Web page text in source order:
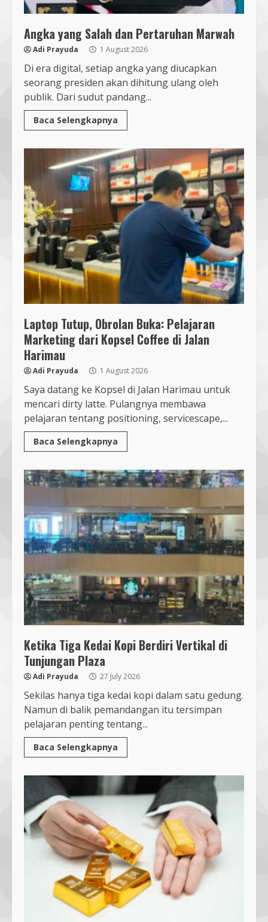
Angka yang Salah dan Pertaruhan Marwah
Adi Prayuda 1 August 2026
Di era digital, setiap angka yang diucapkan
seorang presiden akan dihitung ulang oleh
publik. Dari sudut pandang...
Baca Selengkapnya
Laptop Tutup, Obrolan Buka: Pelajaran
Marketing dari Kopsel Coffee di Jalan
Harimau
Adi Prayuda 1 August 2026
Saya datang ke Kopsel di Jalan Harimau untuk
mencari dirty latte. Pulangnya membawa
pelajaran tentang positioning, servicescape,...
Baca Selengkapnya
Ketika Tiga Kedai Kopi Berdiri Vertikal di
Tunjungan Plaza
Adi Prayuda 27 July 2026
Sekilas hanya tiga kedai kopi dalam satu gedung.
Namun di balik pemandangan itu tersimpan
pelajaran penting tentang...
Baca Selengkapnya